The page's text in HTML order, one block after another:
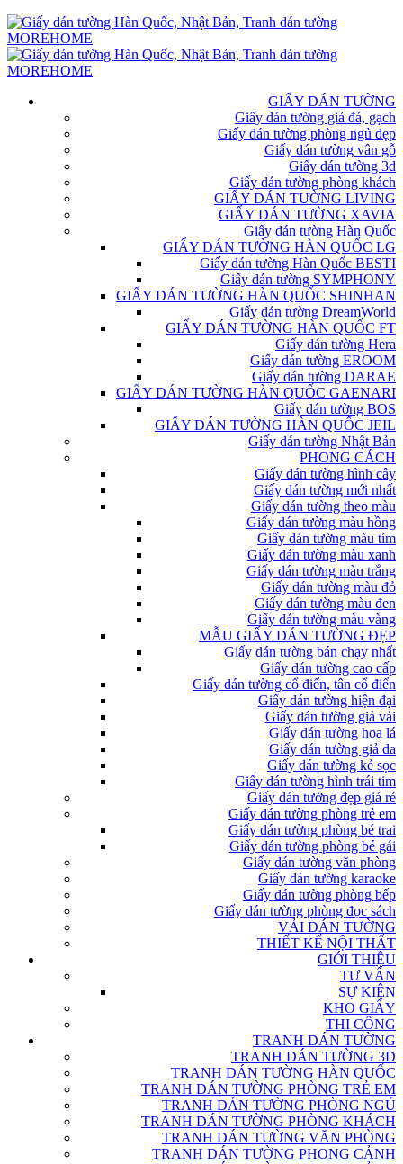
GIẤY DÁN TƯỜNG
Giấy dán tường giả đá, gạch
Giấy dán tường phòng ngủ đẹp
Giấy dán tường vân gỗ
Giấy dán tường 3d
Giấy dán tường phòng khách
GIẤY DÁN TƯỜNG LIVING
GIẤY DÁN TƯỜNG XAVIA
Giấy dán tường Hàn Quốc
GIẤY DÁN TƯỜNG HÀN QUỐC LG
Giấy dán tường Hàn Quốc BESTI
Giấy dán tường SYMPHONY
GIẤY DÁN TƯỜNG HÀN QUỐC SHINHAN
Giấy dán tường DreamWorld
GIẤY DÁN TƯỜNG HÀN QUỐC FT
Giấy dán tường Hera
Giấy dán tường EROOM
Giấy dán tường DARAE
GIẤY DÁN TƯỜNG HÀN QUỐC GAENARI
Giấy dán tường BOS
GIẤY DÁN TƯỜNG HÀN QUỐC JEIL
Giấy dán tường Nhật Bản
PHONG CÁCH
Giấy dán tường hình cây
Giấy dán tường mới nhất
Giấy dán tường theo màu
Giấy dán tường màu hồng
Giấy dán tường màu tím
Giấy dán tường màu xanh
Giấy dán tường màu trắng
Giấy dán tường màu đỏ
Giấy dán tường màu đen
Giấy dán tường màu vàng
MẪU GIẤY DÁN TƯỜNG ĐẸP
Giấy dán tường bán chạy nhất
Giấy dán tường cao cấp
Giấy dán tường cổ điển, tân cổ điển
Giấy dán tường hiện đại
Giấy dán tường giả vải
Giấy dán tường hoa lá
Giấy dán tường giả da
Giấy dán tường kẻ sọc
Giấy dán tường hình trái tim
Giấy dán tường đẹp giá rẻ
Giấy dán tường phòng trẻ em
Giấy dán tường phòng bé trai
Giấy dán tường phòng bé gái
Giấy dán tường văn phòng
Giấy dán tường karaoke
Giấy dán tường phòng bếp
Giấy dán tường phòng đọc sách
VẢI DÁN TƯỜNG
THIẾT KẾ NỘI THẤT
GIỚI THIỆU
TƯ VẤN
SỰ KIỆN
KHO GIẤY
THI CÔNG
TRANH DÁN TƯỜNG
TRANH DÁN TƯỜNG 3D
TRANH DÁN TƯỜNG HÀN QUỐC
TRANH DÁN TƯỜNG PHÒNG TRẺ EM
TRANH DÁN TƯỜNG PHÒNG NGỦ
TRANH DÁN TƯỜNG PHÒNG KHÁCH
TRANH DÁN TƯỜNG VĂN PHÒNG
TRANH DÁN TƯỜNG PHONG CẢNH